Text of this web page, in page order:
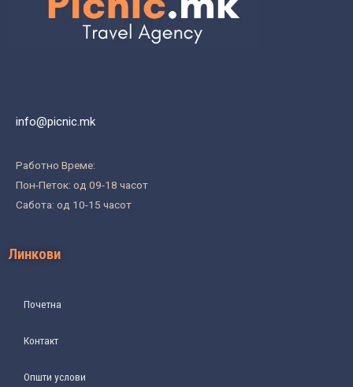
info@picnic.mk
Работно Време:
Пон-Петок: од 09-18 часот
Сабота: од 10-15 часот
Линкови
Почетна
Контакт
Општи услови